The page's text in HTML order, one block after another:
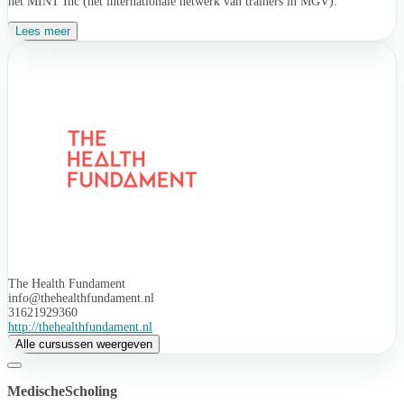
Lees meer
The Health Fundament
info@thehealthfundament.nl
31621929360
http://thehealthfundament.nl
Alle cursussen weergeven
MedischeScholing